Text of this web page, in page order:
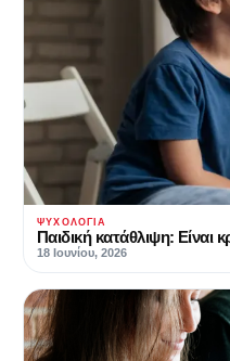
ΨΥΧΟΛΟΓΊΑ
Παιδική κατάθλιψη: Είναι
18 Ιουνίου, 2026